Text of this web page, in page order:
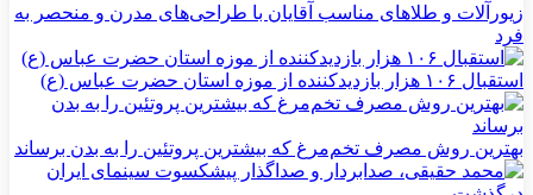
زیورآلات و طلاهای مناسب آقایان با طراحی‌های مدرن و منحصر به
فرد
استقبال ۱۰۶ هزار بازدیدکننده از موزه استان حضرت عباس (ع)
بهترین روش مصرف تخم‌مرغ که بیشترین پروتئین را به بدن برساند